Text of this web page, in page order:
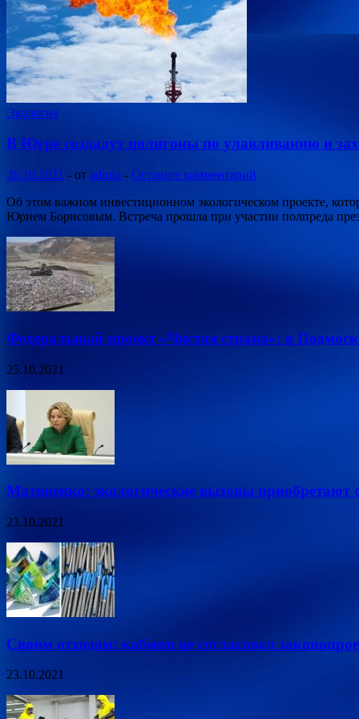
Экология
В Югре создадут полигоны по улавливанию и
26.10.2021 - от admin - Оставьте комментарий
Об этом важном инвестиционном экологическом проекте,
Юрием Борисовым. Встреча прошла при участии полпреда
Федеральный проект «Чистая страна»: в
25.10.2021
Матвиенко: экологические вызовы
23.10.2021
Своим отходам: кабмин не согласовал
23.10.2021